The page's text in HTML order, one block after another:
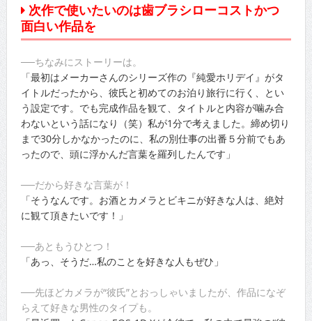
次作で使いたいのは歯ブラシローコストかつ
面白い作品を
──ちなみにストーリーは。
「最初はメーカーさんのシリーズ作の『純愛ホリデイ』がタ
イトルだったから、彼氏と初めてのお泊り旅行に行く、とい
う設定です。でも完成作品を観て、タイトルと内容が噛み合
わないという話になり（笑）私が1分で考えました。締め切り
まで30分しかなかったのに、私の別仕事の出番５分前でもあ
ったので、頭に浮かんだ言葉を羅列したんです」
──だから好きな言葉が！
「そうなんです。お酒とカメラとビキニが好きな人は、絶対
に観て頂きたいです！」
──あともうひとつ！
「あっ、そうだ…私のことを好きな人もぜひ」
──先ほどカメラが“彼氏”とおっしゃいましたが、作品になぞ
らえて好きな男性のタイプも。